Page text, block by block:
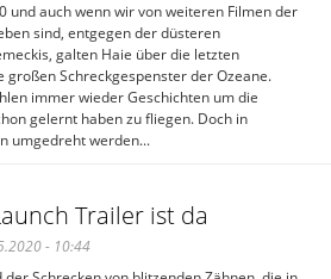
und auch wenn wir von weiteren Filmen der
sind, entgegen der düsteren
galten Haie über die letzten
großen Schreckgespenster der Ozeane.
immer wieder Geschichten um die
gelernt haben zu fliegen. Doch in
umgedreht werden...
Trailer ist da
- 10:44